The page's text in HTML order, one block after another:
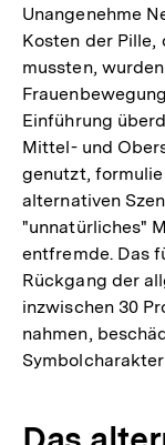
Unangenehme
Kosten der Pille,
mussten,
Einführung
Mittel- und
genutzt,
alternativen
"unnatürliches"
entfremde. Das
Rückgang der
inzwischen 30
nahmen,